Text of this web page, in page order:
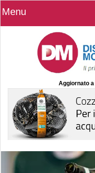
Menu
Aggiornato a